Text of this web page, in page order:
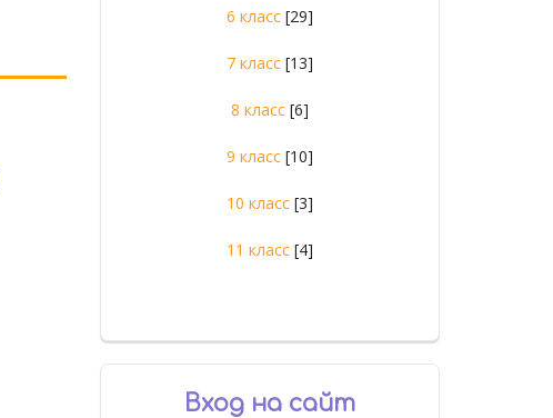
6 класс [29]
7 класс [13]
8 класс [6]
9 класс [10]
10 класс [3]
11 класс [4]
Вход на сайт